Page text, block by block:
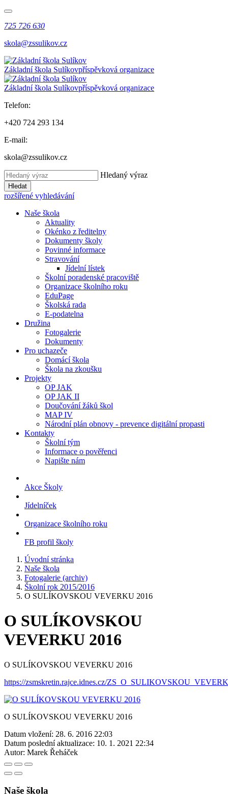
725 726 630
skola@zssulikov.cz
Základní škola Sulíkovpříspěvková organizace
Základní škola Sulíkovpříspěvková organizace
Telefon:
+420 724 293 134
E-mail:
skola@zssulikov.cz
Hledaný výraz
Hledat
rozšířené vyhledávání
Naše škola
Aktuality
Okénko z ředitelny
Dokumenty školy
Povinné informace
Stravování
Jídelní lístek
Školní poradenské pracoviště
Organizace školního roku
EduPage
Školská rada
E-podatelna
Družina
Fotogalerie
Dokumenty
Pro uchazeče
Domácí škola
Škola na zkoušku
Projekty
OP JAK
OP JAK II
Doučování žáků škol
MAP IV
Národní plán obnovy - prevence digitální propasti
Kontakty
Školní tým
Informace o pověřenci
Napište nám
Akce Školy
Jídelníček
Organizace školního roku
FB profil školy
Úvodní stránka
Naše škola
Fotogalerie (archiv)
Školní rok 2015/2016
O SULÍKOVSKOU VEVERKU 2016
O SULÍKOVSKOU
VEVERKU 2016
O SULÍKOVSKOU VEVERKU 2016
https://zsmskretin.rajce.idnes.cz/
O SULÍKOVSKOU VEVERKU 2016
Datum vložení: 28. 6. 2016 22:03
Datum poslední aktualizace: 10. 1. 2021 22:34
Autor: Marek Řeháček
Naše škola